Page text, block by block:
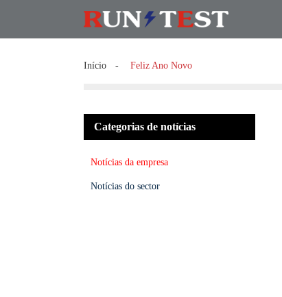
Início Feliz Ano Novo
Categorias de notícias
Notícias da empresa
Notícias do sector